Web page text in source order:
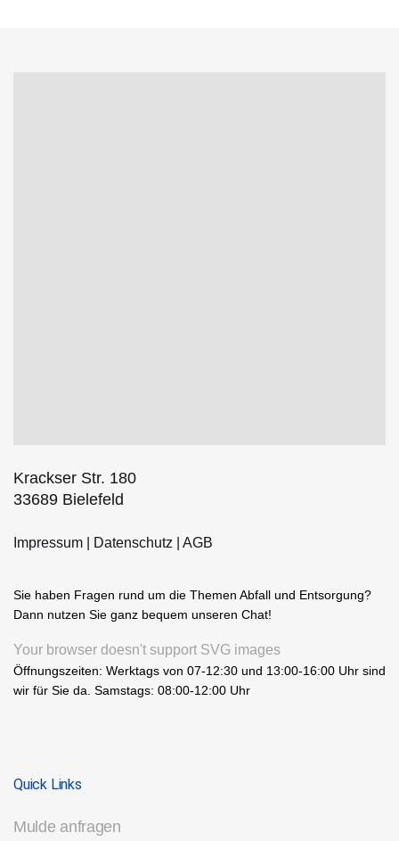
Krackser Str. 180
33689 Bielefeld
Impressum Datenschutz AGB
Sie haben Fragen rund um die Themen Abfall und Entsorgung?
Dann nutzen Sie ganz bequem unseren Chat!
Your browser doesn't support SVG images
Öffnungszeiten: Werktags von 07-12:30 und 13:00-16:00 Uhr sind
wir für Sie da. Samstags: 08:00-12:00 Uhr
Quick Links
Mulde anfragen